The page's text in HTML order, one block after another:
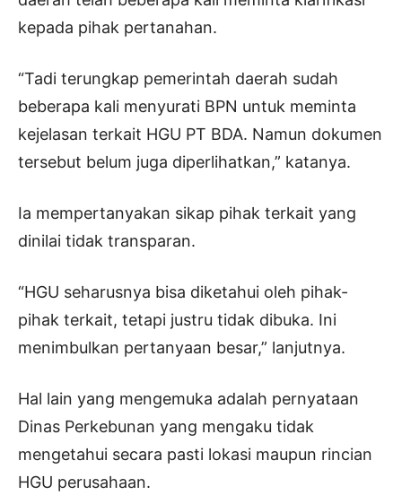
kepada pihak pertanahan.
“Tadi terungkap pemerintah daerah sudah
beberapa kali menyurati BPN untuk meminta
kejelasan terkait HGU PT BDA. Namun dokumen
tersebut belum juga diperlihatkan,” katanya.
Ia mempertanyakan sikap pihak terkait yang
dinilai tidak transparan.
“HGU seharusnya bisa diketahui oleh pihak-
pihak terkait, tetapi justru tidak dibuka. Ini
menimbulkan pertanyaan besar,” lanjutnya.
Hal lain yang mengemuka adalah pernyataan
Dinas Perkebunan yang mengaku tidak
mengetahui secara pasti lokasi maupun rincian
HGU perusahaan.